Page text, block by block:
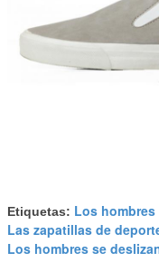
Etiquetas: Los
Las zapatillas de
Los hombres se